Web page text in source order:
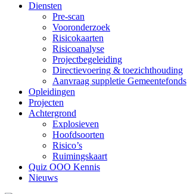
Diensten
Pre-scan
Vooronderzoek
Risicokaarten
Risicoanalyse
Projectbegeleiding
Directievoering & toezichthouding
Aanvraag suppletie Gemeentefonds
Opleidingen
Projecten
Achtergrond
Explosieven
Hoofdsoorten
Risico’s
Ruimingskaart
Quiz OOO Kennis
Nieuws